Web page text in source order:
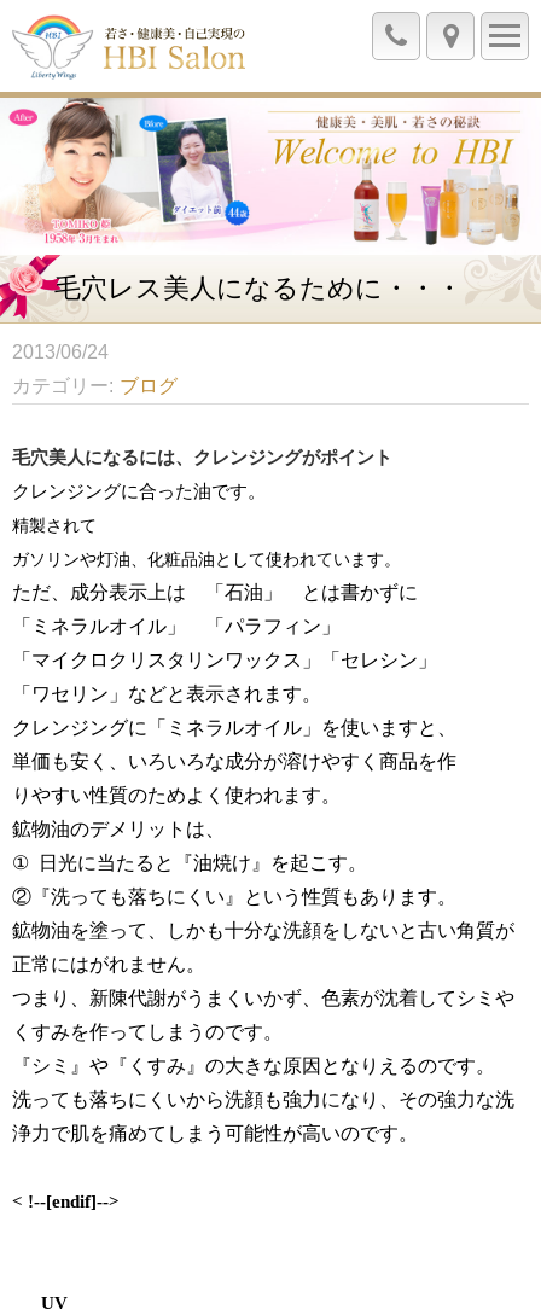
毛穴レス美人になるために・・・
2013/06/24
カテゴリー
ブログ
毛穴美人になるには、クレンジングがポイント
クレンジングに合った油です。
精製されて
ガソリンや灯油、化粧品油として使われています。
ただ、成分表示上は 「石油」 とは書かずに
「ミネラルオイル」 「パラフィン」
「マイクロクリスタリンワックス」「セレシン」
「ワセリン」などと表示されます。
クレンジングに「ミネラルオイル」を使いますと、
単価も安く、いろいろな成分が溶けやすく商品を作
りやすい性質のためよく使われます。
鉱物油のデメリットは、
①
日光に当たると『油焼け』を起こす。
②『洗っても落ちにくい』という性質もあります。
鉱物油を塗って、しかも十分な洗顔をしないと古い角質が
正常にはがれません。
つまり、新陳代謝がうまくいかず、色素が沈着してシミや
くすみを作ってしまうのです。
『シミ』や『くすみ』の大きな原因となりえるのです。
洗っても落ちにくいから洗顔も強力になり、その強力な洗
浄力で肌を痛めてしまう可能性が高いのです。
< !--[endif]-->
UV